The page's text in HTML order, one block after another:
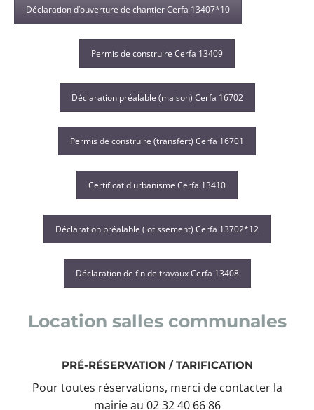
Déclaration d’ouverture de chantier Cerfa 13407*10
Permis de construire Cerfa 13409
Déclaration préalable (maison) Cerfa 16702
Permis de construire (transfert) Cerfa 16701
Certificat d'urbanisme Cerfa 13410
Déclaration préalable (lotissement) Cerfa 13702*12
Déclaration de fin de travaux Cerfa 13408
Location salles communales
PRÉ-RÉSERVATION / TARIFICATION
Pour toutes réservations, merci de contacter la
mairie au 02 32 40 66 86